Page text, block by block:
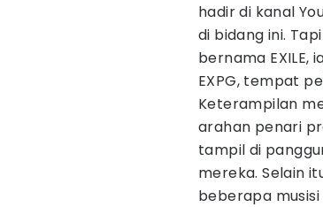
hadir di kanal
di bidang ini.
bernama
EXPG, tempat
Keterampilan
arahan penari
tampil di
mereka. Selain
beberapa